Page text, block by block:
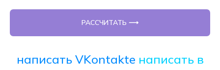
РАССЧИТАТЬ ⟶
написать VKontakte написать в